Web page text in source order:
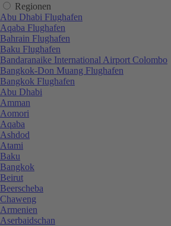
Regionen
Abu Dhabi Flughafen
Aqaba Flughafen
Bahrain Flughafen
Baku Flughafen
Bandaranaike International Airport Colombo
Bangkok-Don Muang Flughafen
Bangkok Flughafen
Abu Dhabi
Amman
Aomori
Aqaba
Ashdod
Atami
Baku
Bangkok
Beirut
Beerscheba
Chaweng
Armenien
Aserbaidschan